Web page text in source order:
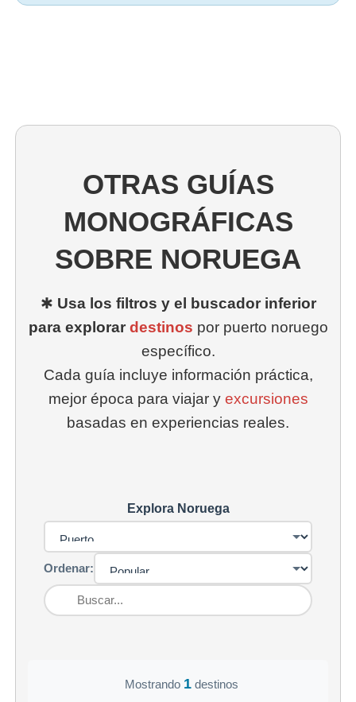
OTRAS GUÍAS
MONOGRÁFICAS
SOBRE NORUEGA
✱ Usa los filtros y el buscador inferior
para explorar destinos por puerto noruego
específico.
Cada guía incluye información práctica,
mejor época para viajar y excursiones
basadas en experiencias reales.
Explora Noruega
Ordenar:
Mostrando 1 destinos